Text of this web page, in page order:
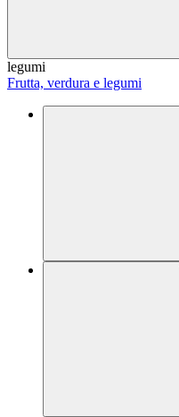
legumi
Frutta, verdura e legumi